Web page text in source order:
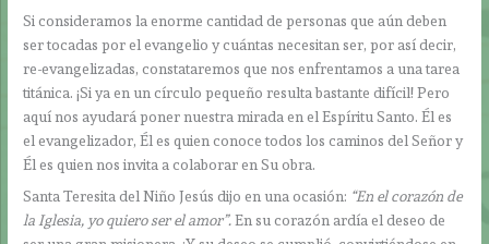
Si consideramos la enorme cantidad de personas que aún deben
ser tocadas por el evangelio y cuántas necesitan ser, por así decir,
re-evangelizadas, constataremos que nos enfrentamos a una tarea
titánica. ¡Si ya en un círculo pequeño resulta bastante difícil! Pero
aquí nos ayudará poner nuestra mirada en el Espíritu Santo. Él es
el evangelizador, Él es quien conoce todos los caminos del Señor y
Él es quien nos invita a colaborar en Su obra.
Santa Teresita del Niño Jesús dijo en una ocasión: “En el corazón de
la Iglesia, yo quiero ser el amor”.En su corazón ardía el deseo de